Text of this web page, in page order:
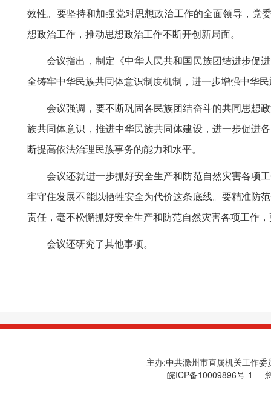
效性。要坚持和加强党对思想政治工作的全面领导，党
想政治工作，推动思想政治工作不断开创新局面。
会议指出，制定《中华人民共和国民族团结进步促进
全铸牢中华民族共同体意识制度机制，进一步增强中华
会议强调，要不断巩固各民族团结奋斗的共同思想政
族共同体意识，推进中华民族共同体建设，进一步促进
断提高依法治理民族事务的能力和水平。
会议还就进一步抓好安全生产和防范自然灾害各项工
牢守住发展不能以牺牲安全为代价这条底线。要精准防
责任，毫不松懈抓好安全生产和防范自然灾害各项工作
会议还研究了其他事项。
主办:中共滁州市直属机关工作
皖ICP备10009896号-1
您